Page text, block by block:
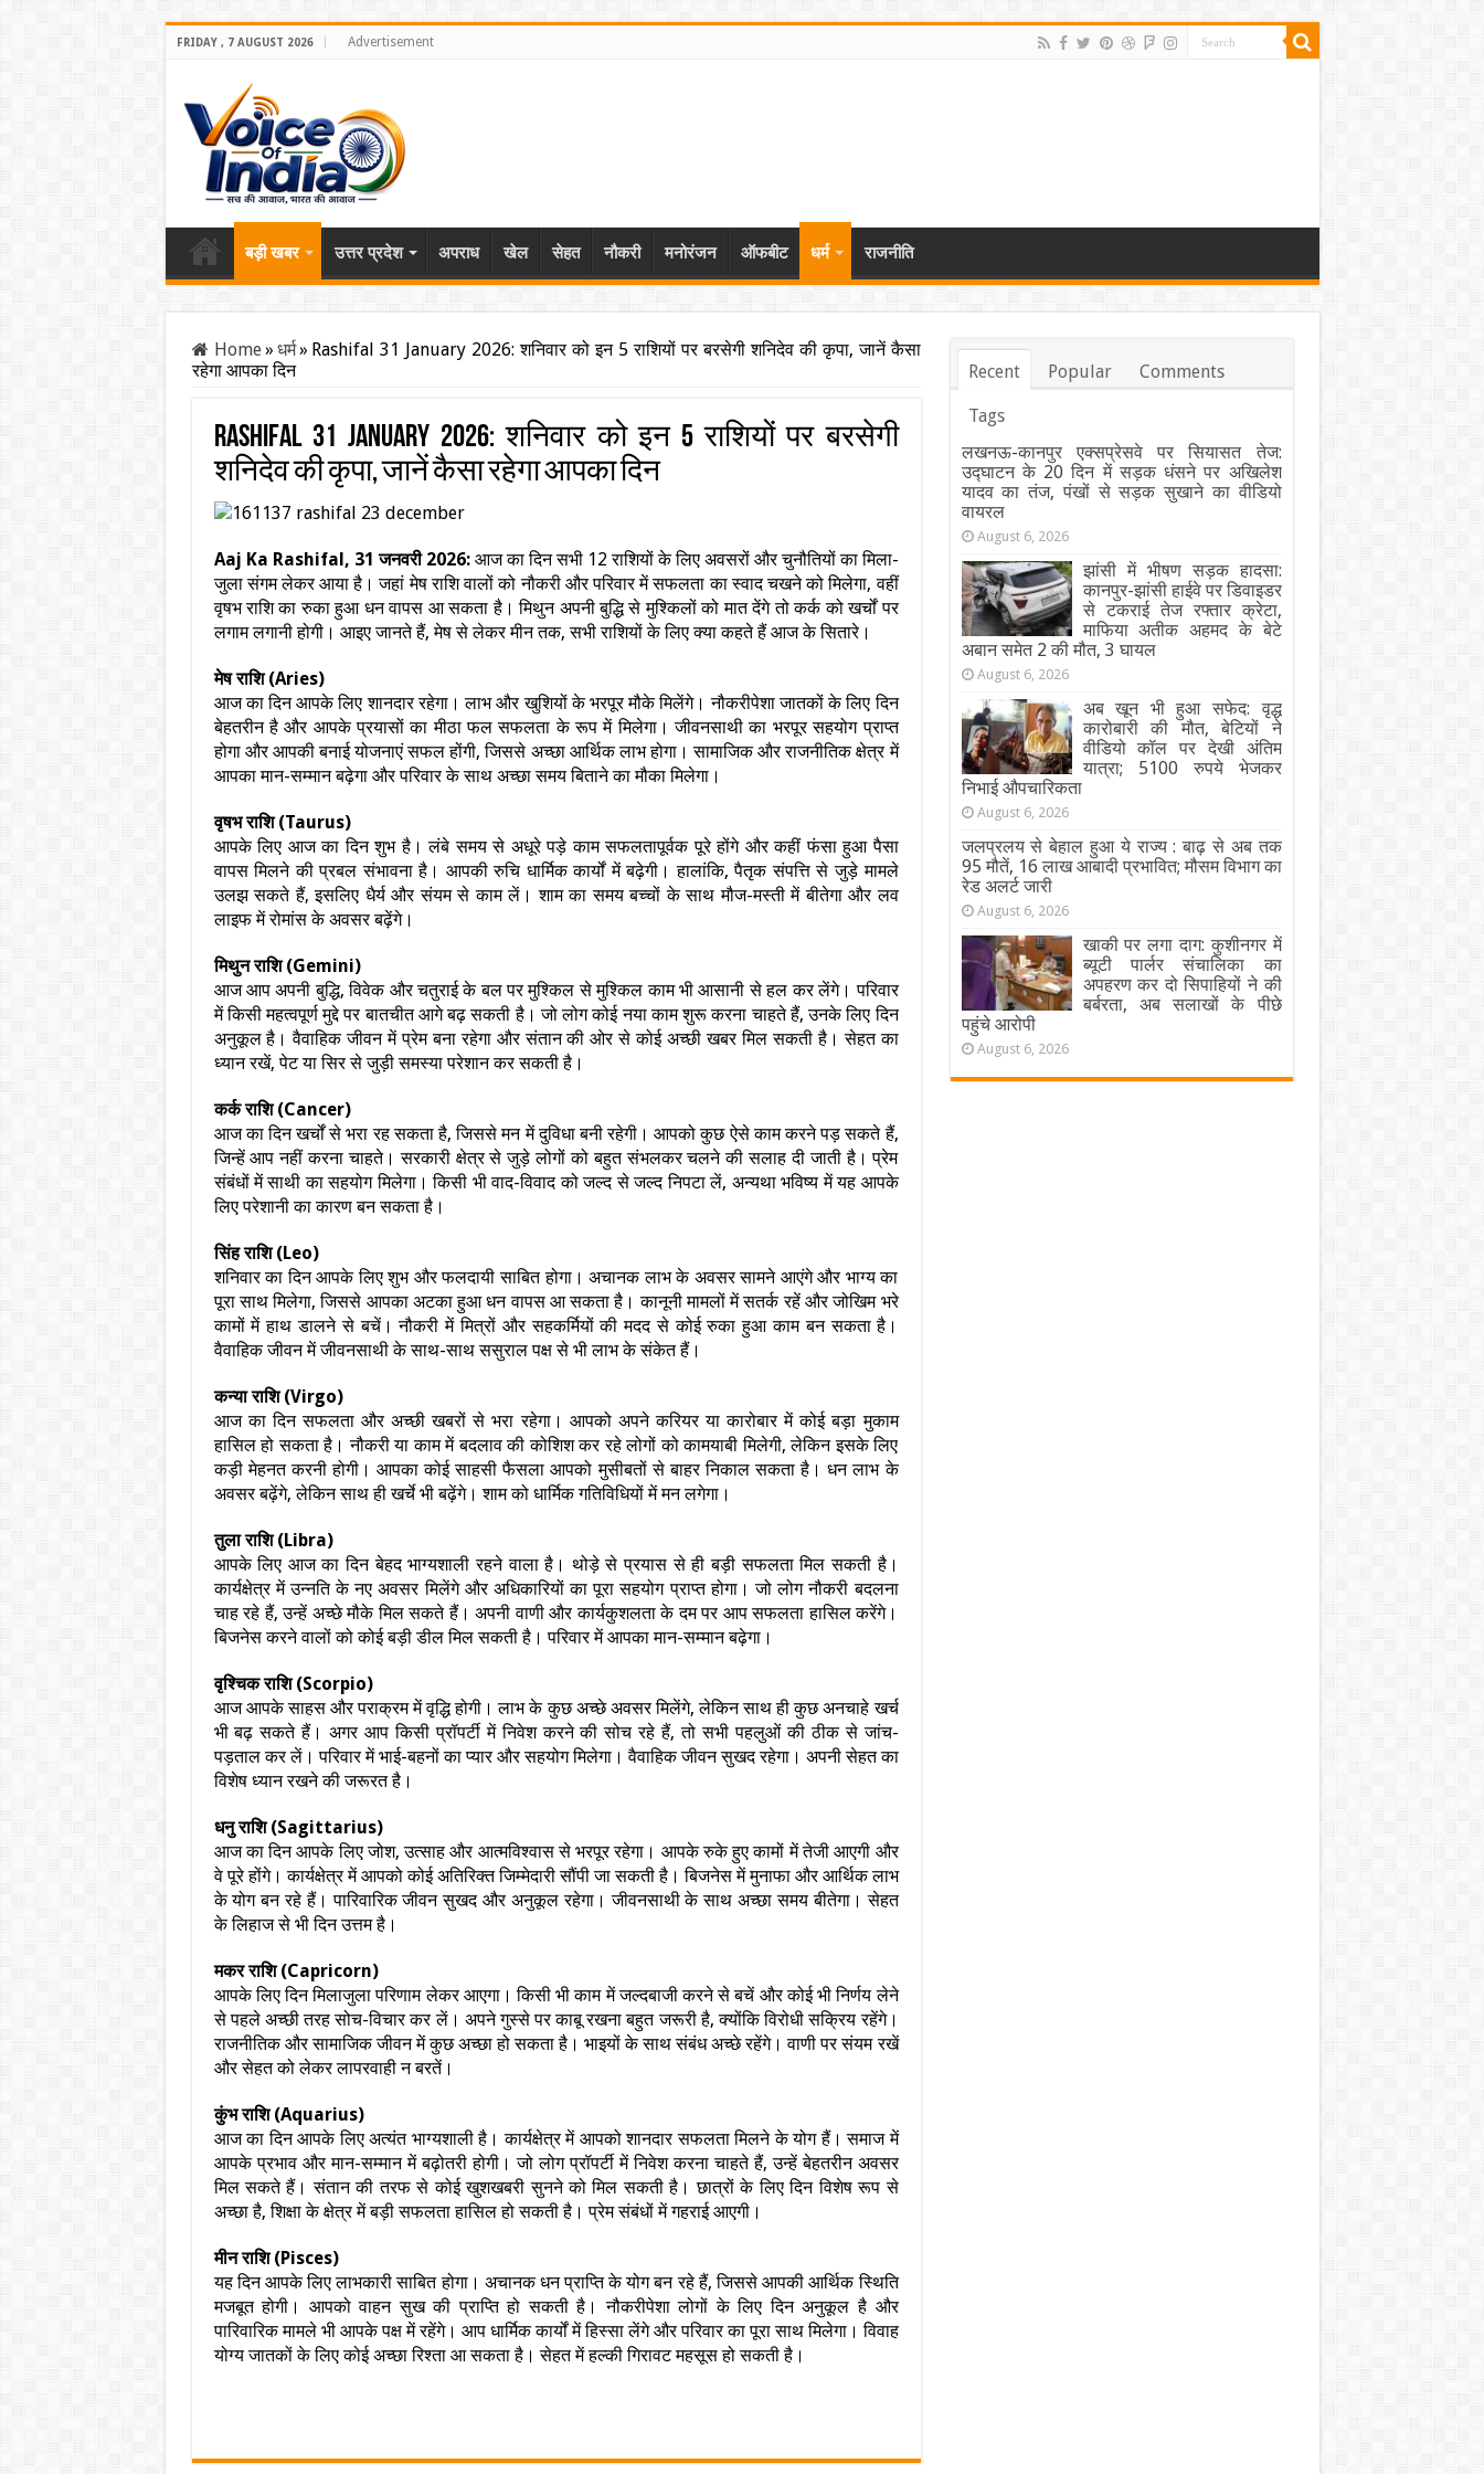
FRIDAY , 7 AUGUST 2026 Advertisement
बड़ी खबर उत्तर प्रदेश अपराध खेल सेहत नौकरी मनोरंजन ऑफबीट धर्म राजनीति
Home» धर्म» Rashifal 31 January 2026: शनिवार को इन 5 राशियों पर बरसेगी शनिदेव की कृपा, जानें कैसा
रहेगा आपका दिन
Rashifal 31 January 2026: शनिवार को इन 5 राशियों पर बरसेगी
शनिदेव की कृपा, जानें कैसा रहेगा आपका दिन
Aaj Ka Rashifal, 31 जनवरी 2026:आज का दिन सभी 12 राशियों के लिए अवसरों और चुनौतियों का मिला-
जुला संगम लेकर आया है। जहां मेष राशि वालों को नौकरी और परिवार में सफलता का स्वाद चखने को मिलेगा, वहीं
वृषभ राशि का रुका हुआ धन वापस आ सकता है। मिथुन अपनी बुद्धि से मुश्किलों को मात देंगे तो कर्क को खर्चों पर
लगाम लगानी होगी। आइए जानते हैं, मेष से लेकर मीन तक, सभी राशियों के लिए क्या कहते हैं आज के सितारे।
मेष राशि (Aries)
आज का दिन आपके लिए शानदार रहेगा। लाभ और खुशियों के भरपूर मौके मिलेंगे। नौकरीपेशा जातकों के लिए दिन
बेहतरीन है और आपके प्रयासों का मीठा फल सफलता के रूप में मिलेगा। जीवनसाथी का भरपूर सहयोग प्राप्त
होगा और आपकी बनाई योजनाएं सफल होंगी, जिससे अच्छा आर्थिक लाभ होगा। सामाजिक और राजनीतिक क्षेत्र में
आपका मान-सम्मान बढ़ेगा और परिवार के साथ अच्छा समय बिताने का मौका मिलेगा।
वृषभ राशि (Taurus)
आपके लिए आज का दिन शुभ है। लंबे समय से अधूरे पड़े काम सफलतापूर्वक पूरे होंगे और कहीं फंसा हुआ पैसा
वापस मिलने की प्रबल संभावना है। आपकी रुचि धार्मिक कार्यों में बढ़ेगी। हालांकि, पैतृक संपत्ति से जुड़े मामले
उलझ सकते हैं, इसलिए धैर्य और संयम से काम लें। शाम का समय बच्चों के साथ मौज-मस्ती में बीतेगा और लव
लाइफ में रोमांस के अवसर बढ़ेंगे।
मिथुन राशि (Gemini)
आज आप अपनी बुद्धि, विवेक और चतुराई के बल पर मुश्किल से मुश्किल काम भी आसानी से हल कर लेंगे। परिवार
में किसी महत्वपूर्ण मुद्दे पर बातचीत आगे बढ़ सकती है। जो लोग कोई नया काम शुरू करना चाहते हैं, उनके लिए दिन
अनुकूल है। वैवाहिक जीवन में प्रेम बना रहेगा और संतान की ओर से कोई अच्छी खबर मिल सकती है। सेहत का
ध्यान रखें, पेट या सिर से जुड़ी समस्या परेशान कर सकती है।
कर्क राशि (Cancer)
आज का दिन खर्चों से भरा रह सकता है, जिससे मन में दुविधा बनी रहेगी। आपको कुछ ऐसे काम करने पड़ सकते हैं,
जिन्हें आप नहीं करना चाहते। सरकारी क्षेत्र से जुड़े लोगों को बहुत संभलकर चलने की सलाह दी जाती है। प्रेम
संबंधों में साथी का सहयोग मिलेगा। किसी भी वाद-विवाद को जल्द से जल्द निपटा लें, अन्यथा भविष्य में यह आपके
लिए परेशानी का कारण बन सकता है।
सिंह राशि (Leo)
शनिवार का दिन आपके लिए शुभ और फलदायी साबित होगा। अचानक लाभ के अवसर सामने आएंगे और भाग्य का
पूरा साथ मिलेगा, जिससे आपका अटका हुआ धन वापस आ सकता है। कानूनी मामलों में सतर्क रहें और जोखिम भरे
कामों में हाथ डालने से बचें। नौकरी में मित्रों और सहकर्मियों की मदद से कोई रुका हुआ काम बन सकता है।
वैवाहिक जीवन में जीवनसाथी के साथ-साथ ससुराल पक्ष से भी लाभ के संकेत हैं।
कन्या राशि (Virgo)
आज का दिन सफलता और अच्छी खबरों से भरा रहेगा। आपको अपने करियर या कारोबार में कोई बड़ा मुकाम
हासिल हो सकता है। नौकरी या काम में बदलाव की कोशिश कर रहे लोगों को कामयाबी मिलेगी, लेकिन इसके लिए
कड़ी मेहनत करनी होगी। आपका कोई साहसी फैसला आपको मुसीबतों से बाहर निकाल सकता है। धन लाभ के
अवसर बढ़ेंगे, लेकिन साथ ही खर्चे भी बढ़ेंगे। शाम को धार्मिक गतिविधियों में मन लगेगा।
तुला राशि (Libra)
आपके लिए आज का दिन बेहद भाग्यशाली रहने वाला है। थोड़े से प्रयास से ही बड़ी सफलता मिल सकती है।
कार्यक्षेत्र में उन्नति के नए अवसर मिलेंगे और अधिकारियों का पूरा सहयोग प्राप्त होगा। जो लोग नौकरी बदलना
चाह रहे हैं, उन्हें अच्छे मौके मिल सकते हैं। अपनी वाणी और कार्यकुशलता के दम पर आप सफलता हासिल करेंगे।
बिजनेस करने वालों को कोई बड़ी डील मिल सकती है। परिवार में आपका मान-सम्मान बढ़ेगा।
वृश्चिक राशि (Scorpio)
आज आपके साहस और पराक्रम में वृद्धि होगी। लाभ के कुछ अच्छे अवसर मिलेंगे, लेकिन साथ ही कुछ अनचाहे खर्च
भी बढ़ सकते हैं। अगर आप किसी प्रॉपर्टी में निवेश करने की सोच रहे हैं, तो सभी पहलुओं की ठीक से जांच-
पड़ताल कर लें। परिवार में भाई-बहनों का प्यार और सहयोग मिलेगा। वैवाहिक जीवन सुखद रहेगा। अपनी सेहत का
विशेष ध्यान रखने की जरूरत है।
धनु राशि (Sagittarius)
आज का दिन आपके लिए जोश, उत्साह और आत्मविश्वास से भरपूर रहेगा। आपके रुके हुए कामों में तेजी आएगी और
वे पूरे होंगे। कार्यक्षेत्र में आपको कोई अतिरिक्त जिम्मेदारी सौंपी जा सकती है। बिजनेस में मुनाफा और आर्थिक लाभ
के योग बन रहे हैं। पारिवारिक जीवन सुखद और अनुकूल रहेगा। जीवनसाथी के साथ अच्छा समय बीतेगा। सेहत
के लिहाज से भी दिन उत्तम है।
मकर राशि (Capricorn)
आपके लिए दिन मिलाजुला परिणाम लेकर आएगा। किसी भी काम में जल्दबाजी करने से बचें और कोई भी निर्णय लेने
से पहले अच्छी तरह सोच-विचार कर लें। अपने गुस्से पर काबू रखना बहुत जरूरी है, क्योंकि विरोधी सक्रिय रहेंगे।
राजनीतिक और सामाजिक जीवन में कुछ अच्छा हो सकता है। भाइयों के साथ संबंध अच्छे रहेंगे। वाणी पर संयम रखें
और सेहत को लेकर लापरवाही न बरतें।
कुंभ राशि (Aquarius)
आज का दिन आपके लिए अत्यंत भाग्यशाली है। कार्यक्षेत्र में आपको शानदार सफलता मिलने के योग हैं। समाज में
आपके प्रभाव और मान-सम्मान में बढ़ोतरी होगी। जो लोग प्रॉपर्टी में निवेश करना चाहते हैं, उन्हें बेहतरीन अवसर
मिल सकते हैं। संतान की तरफ से कोई खुशखबरी सुनने को मिल सकती है। छात्रों के लिए दिन विशेष रूप से
अच्छा है, शिक्षा के क्षेत्र में बड़ी सफलता हासिल हो सकती है। प्रेम संबंधों में गहराई आएगी।
मीन राशि (Pisces)
यह दिन आपके लिए लाभकारी साबित होगा। अचानक धन प्राप्ति के योग बन रहे हैं, जिससे आपकी आर्थिक स्थिति
मजबूत होगी। आपको वाहन सुख की प्राप्ति हो सकती है। नौकरीपेशा लोगों के लिए दिन अनुकूल है और
पारिवारिक मामले भी आपके पक्ष में रहेंगे। आप धार्मिक कार्यों में हिस्सा लेंगे और परिवार का पूरा साथ मिलेगा। विवाह
योग्य जातकों के लिए कोई अच्छा रिश्ता आ सकता है। सेहत में हल्की गिरावट महसूस हो सकती है।
Recent Popular Comments
Tags
लखनऊ-कानपुर एक्सप्रेसवे पर सियासत तेज:
उद्घाटन के 20 दिन में सड़क धंसने पर अखिलेश
यादव का तंज, पंखों से सड़क सुखाने का वीडियो
वायरल
August 6, 2026
झांसी में भीषण सड़क हादसा:
कानपुर-झांसी हाईवे पर डिवाइडर
से टकराई तेज रफ्तार क्रेटा,
माफिया अतीक अहमद के बेटे
अबान समेत 2 की मौत, 3 घायल
August 6, 2026
अब खून भी हुआ सफेद: वृद्ध
कारोबारी की मौत, बेटियों ने
वीडियो कॉल पर देखी अंतिम
यात्रा; 5100 रुपये भेजकर
निभाई औपचारिकता
August 6, 2026
जलप्रलय से बेहाल हुआ ये राज्य : बाढ़ से अब तक
95 मौतें, 16 लाख आबादी प्रभावित; मौसम विभाग का
रेड अलर्ट जारी
August 6, 2026
खाकी पर लगा दाग: कुशीनगर में
ब्यूटी पार्लर संचालिका का
अपहरण कर दो सिपाहियों ने की
बर्बरता, अब सलाखों के पीछे
पहुंचे आरोपी
August 6, 2026